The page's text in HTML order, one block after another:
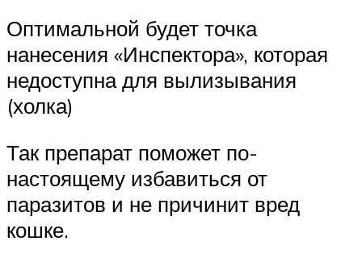
Оптимальной будет точка
нанесения «Инспектора», которая
недоступна для вылизывания
(холка)
Так препарат поможет по-
настоящему избавиться от
паразитов и не причинит вред
кошке.